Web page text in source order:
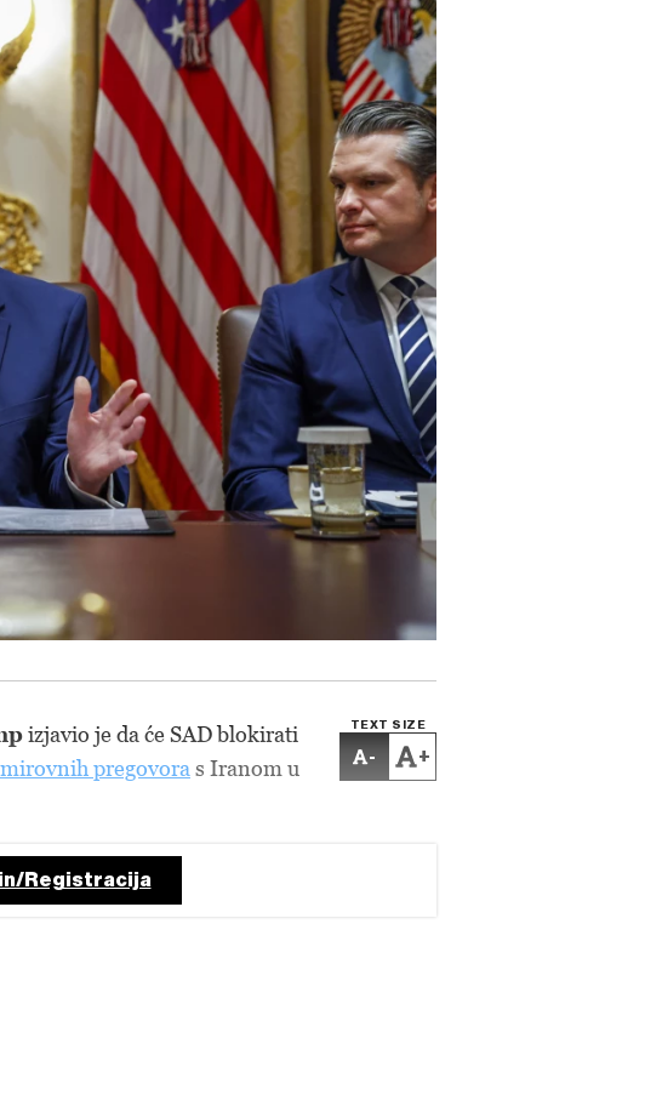
TEXT SIZE
- +
izjavio je da će SAD blokirati
pregovora s Iranom u
Registracija